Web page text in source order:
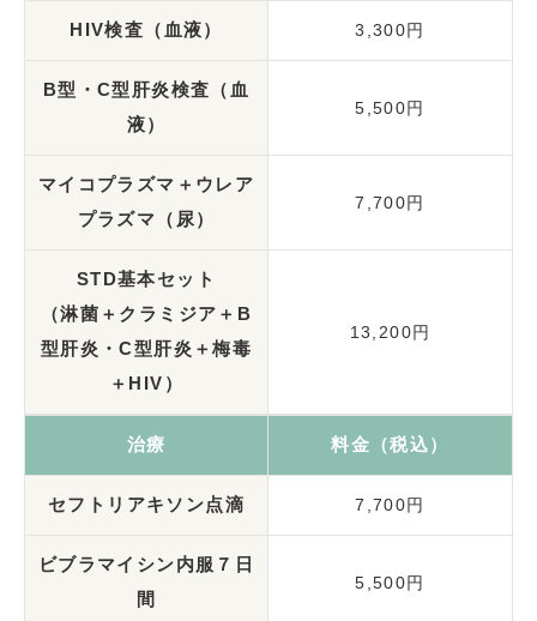
HIV検査（血液） 3,300円
B型・C型肝炎検査（血
液）
5,500円
マイコプラズマ＋ウレア
プラズマ（尿）
7,700円
STD基本セット
（淋菌＋クラミジア＋B
型肝炎・C型肝炎＋梅毒
＋HIV）
13,200円
治療 料金（税込）
セフトリアキソン点滴 7,700円
ビブラマイシン内服７日
間
5,500円